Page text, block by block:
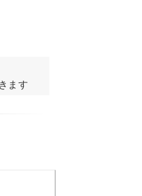
ます